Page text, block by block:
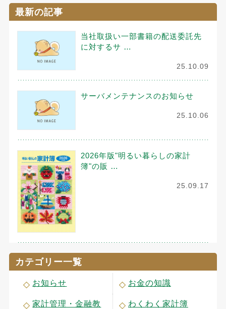
最新の記事
当社取扱い一部書籍の配送委託先
に対するサ …
25.10.09
サーバメンテナンスのお知らせ
25.10.06
2026年版"明るい暮らしの家計
簿"の販 …
25.09.17
カテゴリー一覧
お知らせ お金の知識
家計管理・金融教
わくわく家計簿